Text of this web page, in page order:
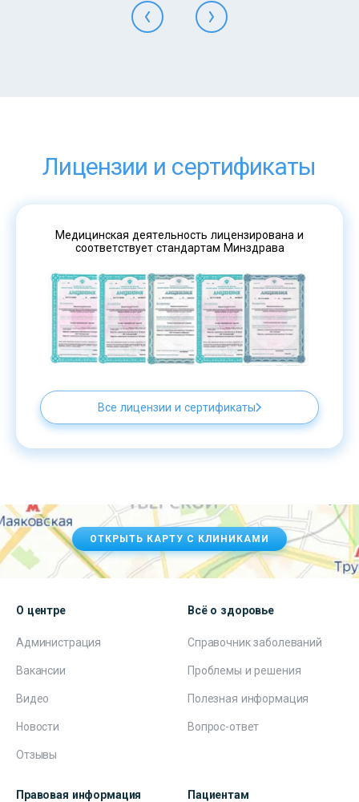
Лицензии и сертификаты
Медицинская деятельность лицензирована и
соответствует стандартам Минздрава
Все лицензии и сертификаты
ОТКРЫТЬ КАРТУ С КЛИНИКАМИ
О центре
Администрация
Вакансии
Видео
Новости
Отзывы
Всё о здоровье
Справочник заболеваний
Проблемы и решения
Полезная информация
Вопрос-ответ
Правовая информация Пациентам